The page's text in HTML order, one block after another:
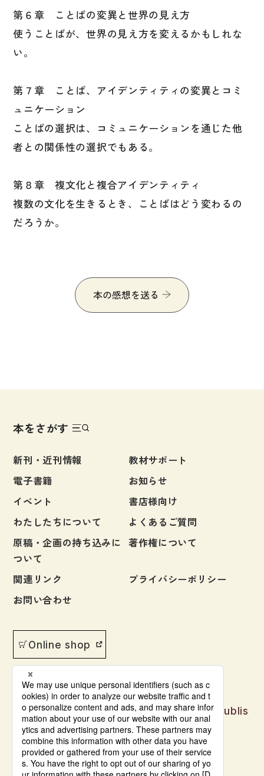
文法
表記
言語学
日本語教育事情
異文化間コミュニケーション
多言語社会・言語政策
アカデミック・スキル
定期刊行物
第６章 ことばの変異と世界の見え方
使うことばが、世界の見え方を変えるかもしれな
い。
第７章 ことば、アイデンティティの変異とコミ
ュニケーション
ことばの選択は、コミュニケーションを通じた他
者との関係性の選択でもある。
第８章 複文化と複合アイデンティティ
複数の文化を生きるとき、ことばはどう変わるの
だろうか。
本の感想を送る
本をさがす
新刊・近刊情報
教材サポート
電子書籍
お知らせ
イベント
書店様向け
わたしたちについて
よくあるご質問
原稿・企画の持ち込みに
ついて
著作権について
関連リンク
プライバシーポリシー
お問い合わせ
Online shop
Japanese language learning materials publis
hed by Bonjinsha
© Bonjinsha Co., LTD. All Rights Reserved.